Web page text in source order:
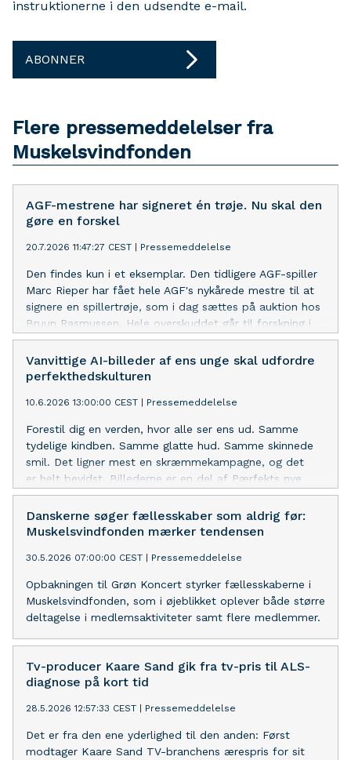
instruktionerne i den udsendte e-mail.
ABONNER
Flere pressemeddelelser fra
Muskelsvindfonden
AGF-mestrene har signeret én trøje. Nu skal den
gøre en forskel
20.7.2026 11:47:27 CEST | Pressemeddelelse
Den findes kun i et eksemplar. Den tidligere AGF-spiller
Marc Rieper har fået hele AGF's nykårede mestre til at
signere en spillertrøje, som i dag sættes på auktion hos
Bruun Rasmussen. Hele overskuddet går til forskning i
muskelsvind og ALS. Auktionen er en del Forskelsfeltet,
Muskelsvindfondens nyeste initiativ.
Vanvittige AI-billeder af ens unge skal udfordre
perfekthedskulturen
10.6.2026 13:00:00 CEST | Pressemeddelelse
Forestil dig en verden, hvor alle ser ens ud. Samme
tydelige kindben. Samme glatte hud. Samme skinnede
smil. Det ligner mest en skræmmekampagne, og det
er helt bevidst. Billederne er en del af Pærfekts nye
kampagne, der lige nu indtager sociale medier og er et
modsvar til looksmaxxing og snævre kropsidealer.
Danskerne søger fællesskaber som aldrig før:
Muskelsvindfonden mærker tendensen
30.5.2026 07:00:00 CEST | Pressemeddelelse
Opbakningen til Grøn Koncert styrker fællesskaberne i
Muskelsvindfonden, som i øjeblikket oplever både større
deltagelse i medlemsaktiviteter samt flere medlemmer.
Tv-producer Kaare Sand gik fra tv-pris til ALS-
diagnose på kort tid
28.5.2026 12:57:33 CEST | Pressemeddelelse
Det er fra den ene yderlighed til den anden: Først
modtager Kaare Sand TV-branchens ærespris for sit